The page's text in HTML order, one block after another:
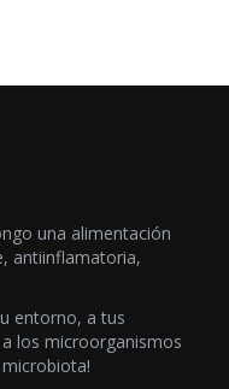
una alimentación
antiinflamatoria,
entorno, a tus
los microorganismos